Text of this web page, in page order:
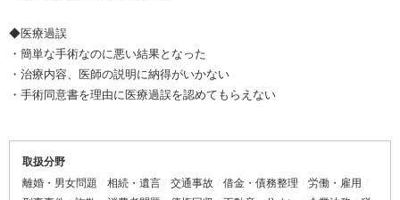
◆医療過誤
・簡単な手術なのに悪い結果となった
・治療内容、医師の説明に納得がいかない
・手術同意書を理由に医療過誤を認めてもらえない
取扱分野
離婚・男女問題
相続・遺言 交通事故 借金・債務整理
労働・雇用